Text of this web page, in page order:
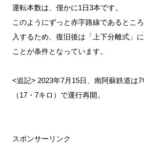
運転本数は、僅かに1日3本です。
このようにずっと赤字路線であるとこ
入するため、復旧後は「上下分離式」
ことが条件となっています。
<追記> 2023年7月15日、南阿蘇鉄道は
（17・7キロ）で運行再開。
スポンサーリンク